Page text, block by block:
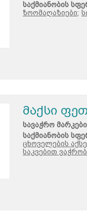
საქმიანობის
ზოომაღაზიები;
მაქსი
სავაჭრო
საქმიანობის
ცხოველების
საკვებით